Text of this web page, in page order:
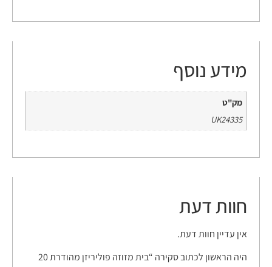
מידע נוסף
מק"ט
UK24335
חוות דעת
אין עדיין חוות דעת.
היה הראשון לכתוב סקירה “בית מזוזה פוליריזן מהודרת 20